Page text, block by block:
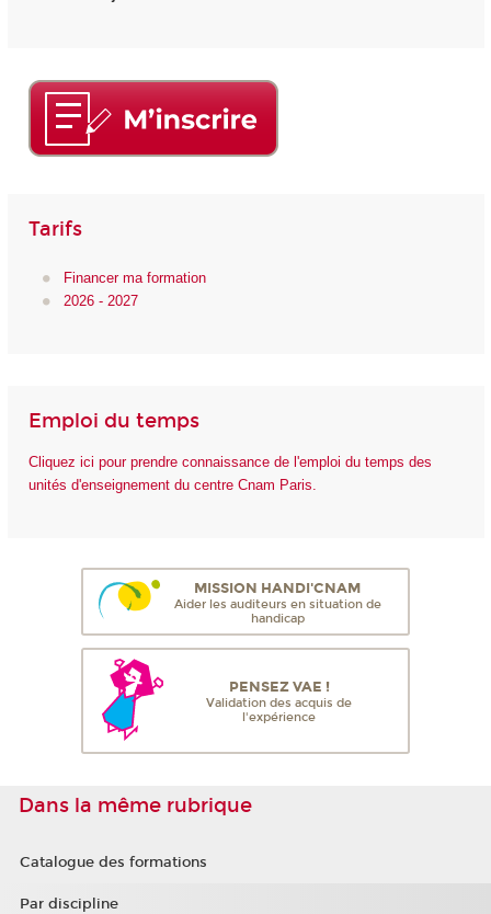
Tarifs
Financer ma formation
2026 - 2027
Emploi du temps
Cliquez ici pour prendre connaissance de l'emploi du temps des
unités d'enseignement du centre Cnam Paris.
MISSION HANDI'CNAM
Aider les auditeurs en situation de
handicap
PENSEZ VAE !
Validation des acquis de
l'expérience
Dans la même rubrique
Catalogue des formations
Par discipline